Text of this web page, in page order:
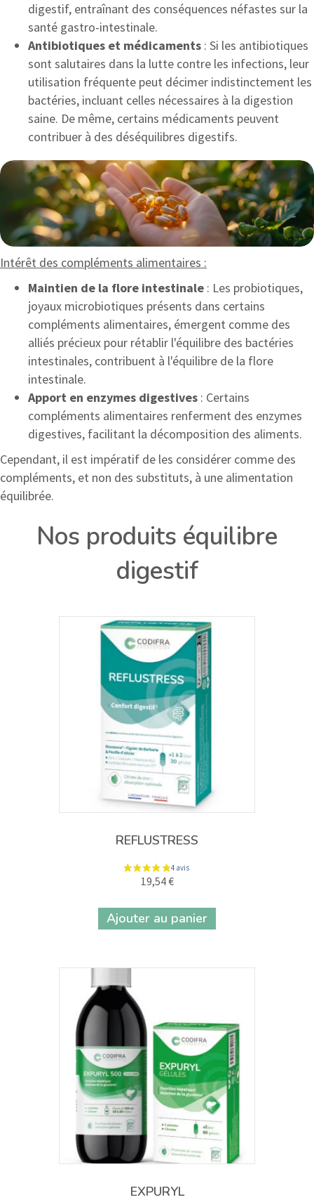
digestif, entraînant des conséquences néfastes sur la
santé gastro-intestinale.
Antibiotiques et médicaments : Si les antibiotiques
sont salutaires dans la lutte contre les infections, leur
utilisation fréquente peut décimer indistinctement les
bactéries, incluant celles nécessaires à la digestion
saine. De même, certains médicaments peuvent
contribuer à des déséquilibres digestifs.
Intérêt des compléments alimentaires :
Maintien de la flore intestinale : Les probiotiques,
joyaux microbiotiques présents dans certains
compléments alimentaires, émergent comme des
alliés précieux pour rétablir l'équilibre des bactéries
intestinales, contribuent à l'équilibre de la flore
intestinale.
Apport en enzymes digestives : Certains
compléments alimentaires renferment des enzymes
digestives, facilitant la décomposition des aliments.
Cependant, il est impératif de les considérer comme des
compléments, et non des substituts, à une alimentation
équilibrée.
Nos produits équilibre
digestif
REFLUSTRESS
19,54€
Ajouter au panier
EXPURYL